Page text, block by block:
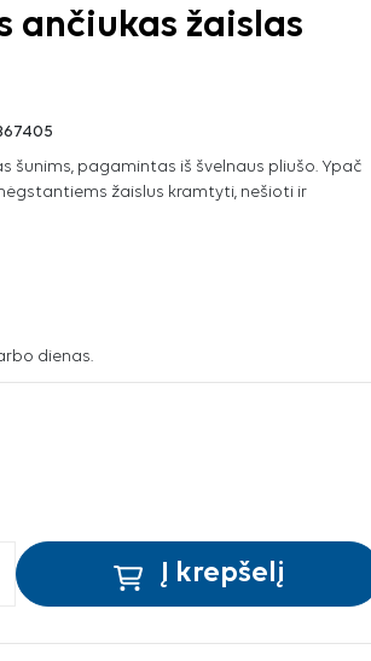
ančiukas žaislas
šunims, pagamintas iš švelnaus pliušo. Ypač
žaislus kramtyti, nešioti ir
dienas.
Į krepšelį